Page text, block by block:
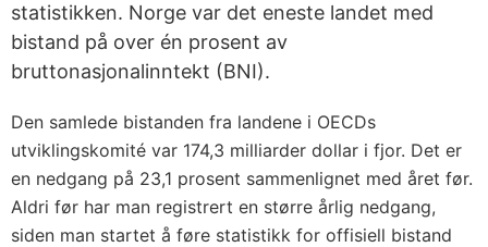
statistikken. Norge var det eneste landet med
bistand på over én prosent av
bruttonasjonalinntekt (BNI).
Den samlede bistanden fra landene i OECDs
utviklingskomité var 174,3 milliarder dollar i fjor. Det er
en nedgang på 23,1 prosent sammenlignet med året før.
Aldri før har man registrert en større årlig nedgang,
siden man startet å føre statistikk for offisiell bistand